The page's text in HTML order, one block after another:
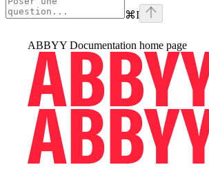
⌘I
ABBYY Documentation home page